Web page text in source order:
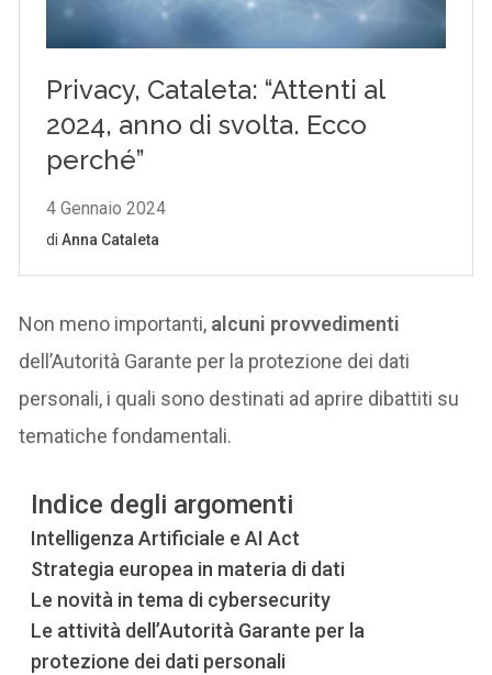
Non meno importanti, alcuni provvedimenti
dell’Autorità Garante per la protezione dei dati
personali, i quali sono destinati ad aprire dibattiti su
tematiche fondamentali.
Indice degli argomenti
Intelligenza Artificiale e AI Act
Strategia europea in materia di dati
Le novità in tema di cybersecurity
Le attività dell’Autorità Garante per la
protezione dei dati personali